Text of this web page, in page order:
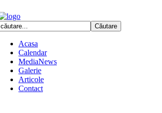
Acasa
Calendar
MediaNews
Galerie
Articole
Contact